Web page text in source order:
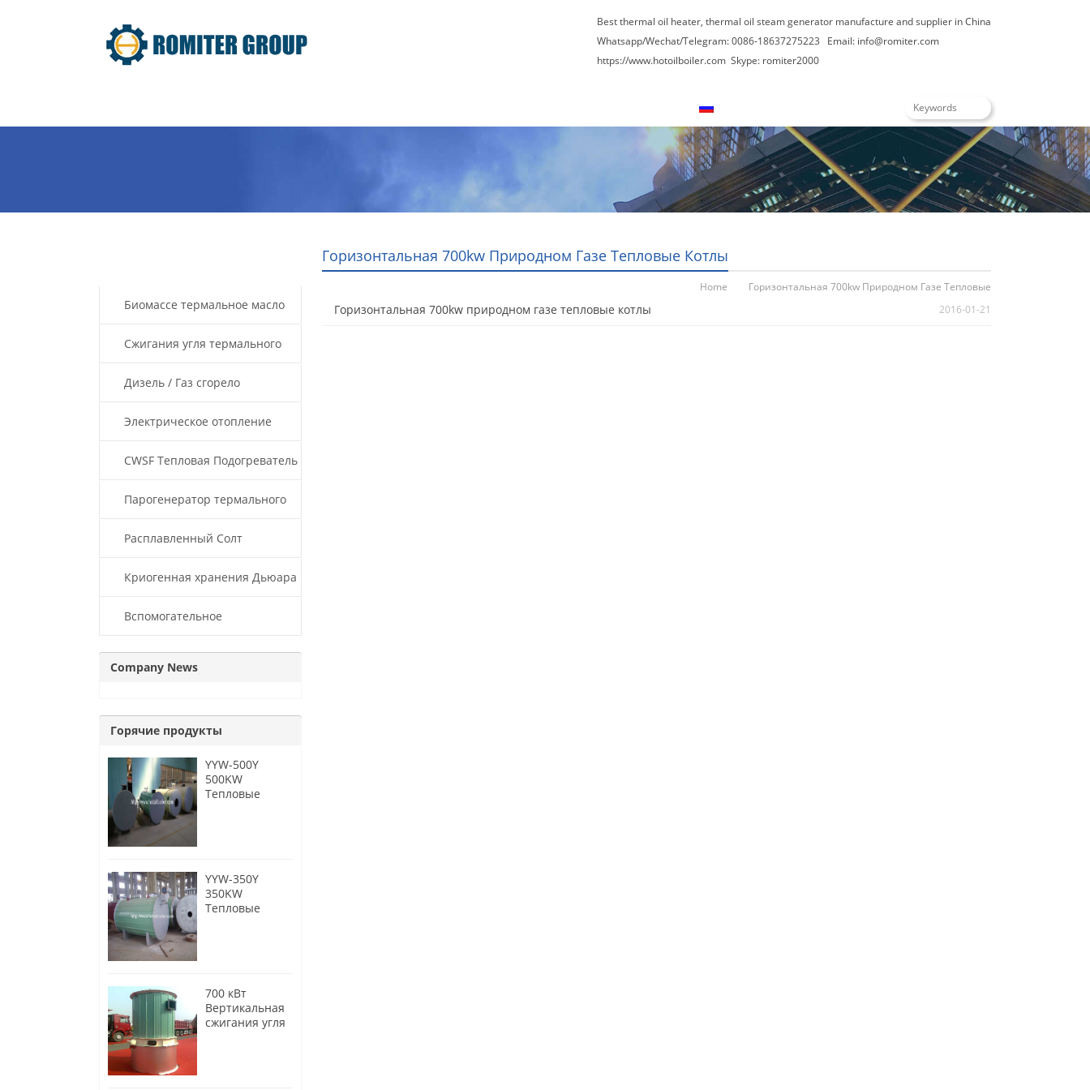
Best thermal oil heater, thermal oil steam generator manufacture and supplier in China
Whatsapp/Wechat/Telegram: 0086-18637275223 Email: info@romiter.com
https://www.hotoilboiler.com Skype: romiter2000
Горизонтальная 700kw Природном Газе Тепловые Котлы
Home Горизонтальная 700kw Природном Газе Тепловые
Котлы
Горизонтальная 700kw природном газе тепловые котлы 2016-01-21
Биомассе термальное масло
котлаСжигания угля термального
масла котлов
Дизель / Газ сгорело
термальное масло котла
Электрическое отопление
Тепловая нефти котла
CWSF Тепловая Подогреватель
маслаПарогенератор термального
маслаРасплавленный Солт
нагревателя
Криогенная хранения Дьюара
Вспомогательное
оборудование
Company News
Горячие продукты
YYW-500Y
500KW
Тепловые
YYW-350Y
350KW
Тепловые
700 кВт
Вертикальная
сжигания угля